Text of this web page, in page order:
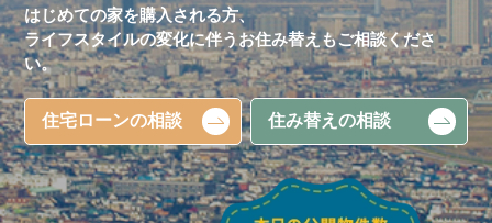
はじめての家を購入される方、
ライフスタイルの変化に伴うお住み替えもご相談くださ
い。
住宅ローンの相談 住み替えの相談